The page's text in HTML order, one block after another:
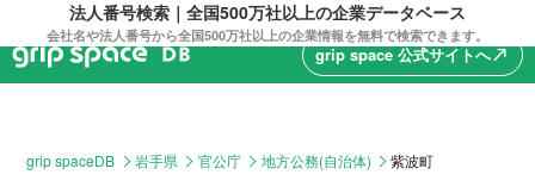
法人番号検索｜全国500万社以上の企業データベース
会社名や法人番号から全国500万社以上の企業情報を無料で検索できます。
grip space 公式サイトへnorth_east
grip spaceDB 岩手県 官公庁 地方公務(自治体) 紫波町